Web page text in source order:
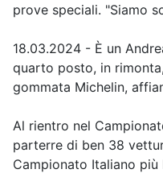
prove speciali. "Siamo
18.03.2024 - È un
quarto posto, in
gommata Michelin,
Al rientro nel
parterre di ben 38
Campionato Italiano